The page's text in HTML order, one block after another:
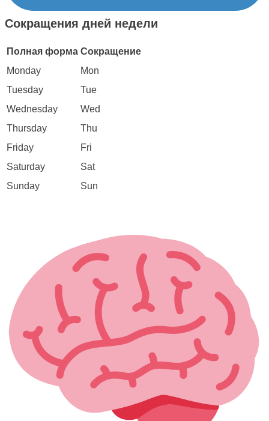
Сокращения дней недели
Полная форма Сокращение
Monday
Mon
Tuesday
Tue
Wednesday
Wed
Thursday
Thu
Friday
Fri
Saturday
Sat
Sunday
Sun